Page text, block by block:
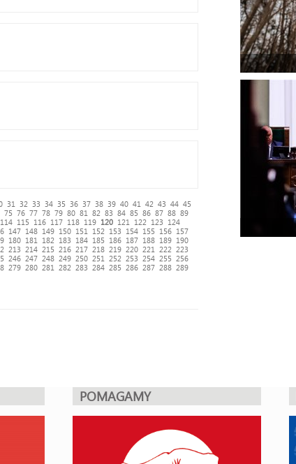
31 32 33 34 35 36 37 38 39 40 41 42 43 44 45
75 76 77 78 79 80 81 82 83 84 85 86 87 88 89
114 115 116 117 118 119 120 121 122 123
124
147 148 149 150 151 152 153 154 155 156 157
180 181 182 183 184 185 186 187 188 189 190
213 214 215 216 217 218 219 220 221 222
223
246 247 248 249 250 251 252 253 254 255
256
279 280 281 282 283 284 285 286 287 288 289
POMAGAMY